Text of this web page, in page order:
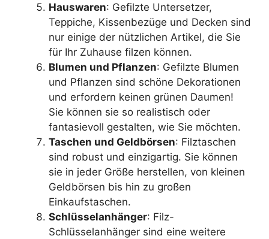
Hauswaren: Gefilzte Untersetzer,
Teppiche, Kissenbezüge und Decken sind
nur einige der nützlichen Artikel, die Sie
für Ihr Zuhause filzen können.
Blumen und Pflanzen: Gefilzte Blumen
und Pflanzen sind schöne Dekorationen
und erfordern keinen grünen Daumen!
Sie können sie so realistisch oder
fantasievoll gestalten, wie Sie möchten.
Taschen und Geldbörsen: Filztaschen
sind robust und einzigartig. Sie können
sie in jeder Größe herstellen, von kleinen
Geldbörsen bis hin zu großen
Einkaufstaschen.
Schlüsselanhänger: Filz-
Schlüsselanhänger sind eine weitere